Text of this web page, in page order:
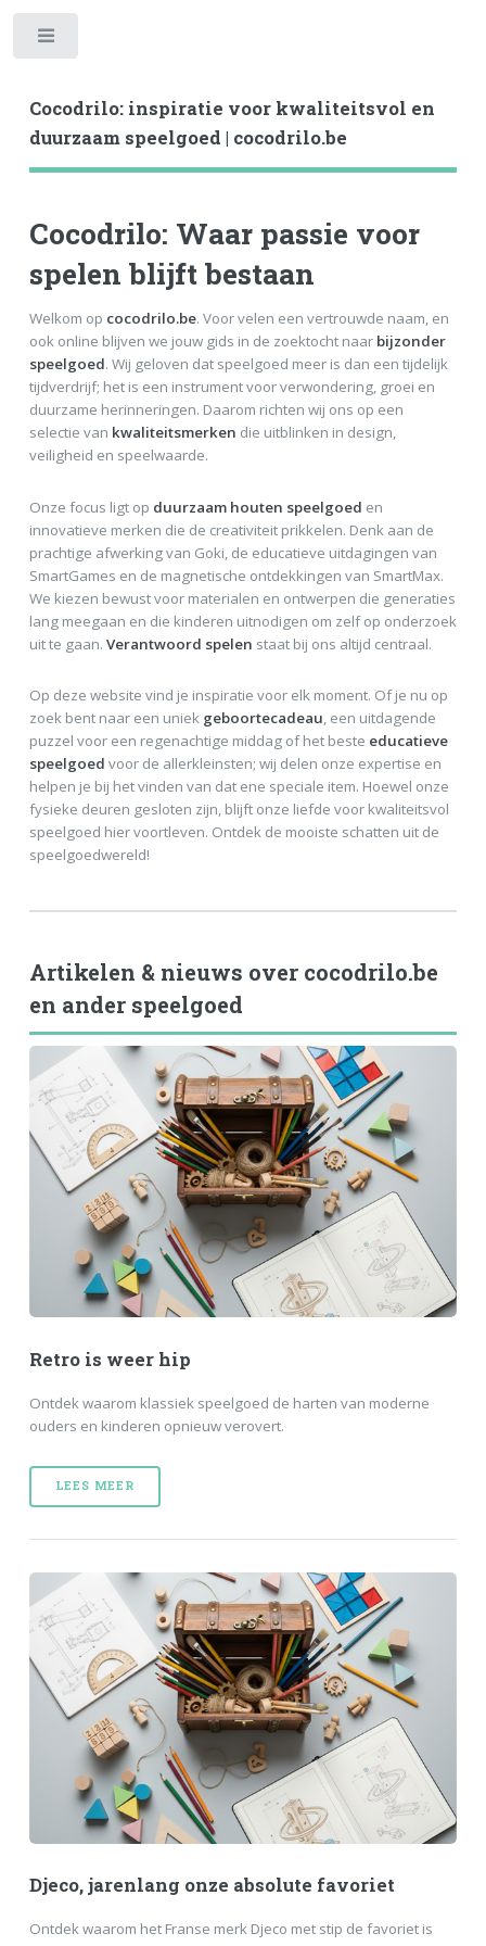
Cocodrilo: inspiratie voor kwaliteitsvol en
duurzaam speelgoed | cocodrilo.be
Cocodrilo: Waar passie voor
spelen blijft bestaan
Welkom op cocodrilo.be. Voor velen een vertrouwde naam, en
ook online blijven we jouw gids in de zoektocht naar bijzonder
speelgoed. Wij geloven dat speelgoed meer is dan een tijdelijk
tijdverdrijf; het is een instrument voor verwondering, groei en
duurzame herinneringen. Daarom richten wij ons op een
selectie van kwaliteitsmerken die uitblinken in design,
veiligheid en speelwaarde.
Onze focus ligt op duurzaam houten speelgoed en
innovatieve merken die de creativiteit prikkelen. Denk aan de
prachtige afwerking van Goki, de educatieve uitdagingen van
SmartGames en de magnetische ontdekkingen van SmartMax.
We kiezen bewust voor materialen en ontwerpen die generaties
lang meegaan en die kinderen uitnodigen om zelf op onderzoek
uit te gaan. Verantwoord spelen staat bij ons altijd centraal.
Op deze website vind je inspiratie voor elk moment. Of je nu op
zoek bent naar een uniek geboortecadeau, een uitdagende
puzzel voor een regenachtige middag of het beste educatieve
speelgoed voor de allerkleinsten; wij delen onze expertise en
helpen je bij het vinden van dat ene speciale item. Hoewel onze
fysieke deuren gesloten zijn, blijft onze liefde voor kwaliteitsvol
speelgoed hier voortleven. Ontdek de mooiste schatten uit de
speelgoedwereld!
Artikelen & nieuws over cocodrilo.be
en ander speelgoed
Retro is weer hip
Ontdek waarom klassiek speelgoed de harten van moderne
ouders en kinderen opnieuw verovert.
LEES MEER
Djeco, jarenlang onze absolute favoriet
Ontdek waarom het Franse merk Djeco met stip de favoriet is